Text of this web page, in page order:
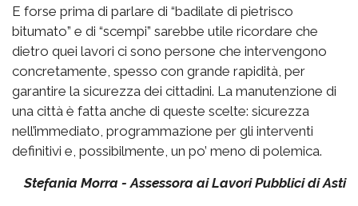
E forse prima di parlare di “badilate di pietrisco
bitumato” e di “scempi” sarebbe utile ricordare che
dietro quei lavori ci sono persone che intervengono
concretamente, spesso con grande rapidità, per
garantire la sicurezza dei cittadini. La manutenzione di
una città è fatta anche di queste scelte: sicurezza
nell’immediato, programmazione per gli interventi
definitivi e, possibilmente, un po’ meno di polemica.
Stefania Morra - Assessora ai Lavori Pubblici di Asti